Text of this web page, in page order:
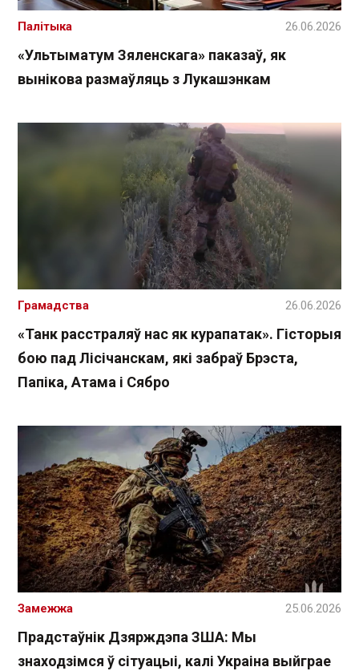
«Ультыматум Зяленскага» паказаў, як
вынікова размаўляць з Лукашэнкам
Палітыка 26.06.2026
«Танк расстраляў нас як курапатак». Гісторыя
бою пад Лісічанскам, які забраў Брэста,
Папіка, Атама і Сябро
Грамадства 26.06.2026
Прадстаўнік Дзярждэпа ЗША: Мы
знаходзімся ў сітуацыі, калі Украіна выйграе
Замежжа 25.06.2026